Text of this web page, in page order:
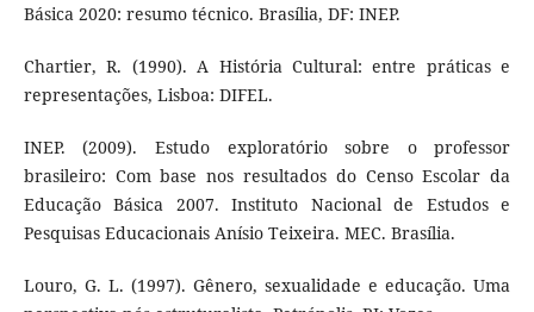
Básica 2020: resumo técnico. Brasília, DF: INEP.
Chartier, R. (1990). A História Cultural: entre práticas e
representações, Lisboa: DIFEL.
INEP. (2009). Estudo exploratório sobre o professor
brasileiro: Com base nos resultados do Censo Escolar da
Educação Básica 2007. Instituto Nacional de Estudos e
Pesquisas Educacionais Anísio Teixeira. MEC. Brasília.
Louro, G. L. (1997). Gênero, sexualidade e educação. Uma